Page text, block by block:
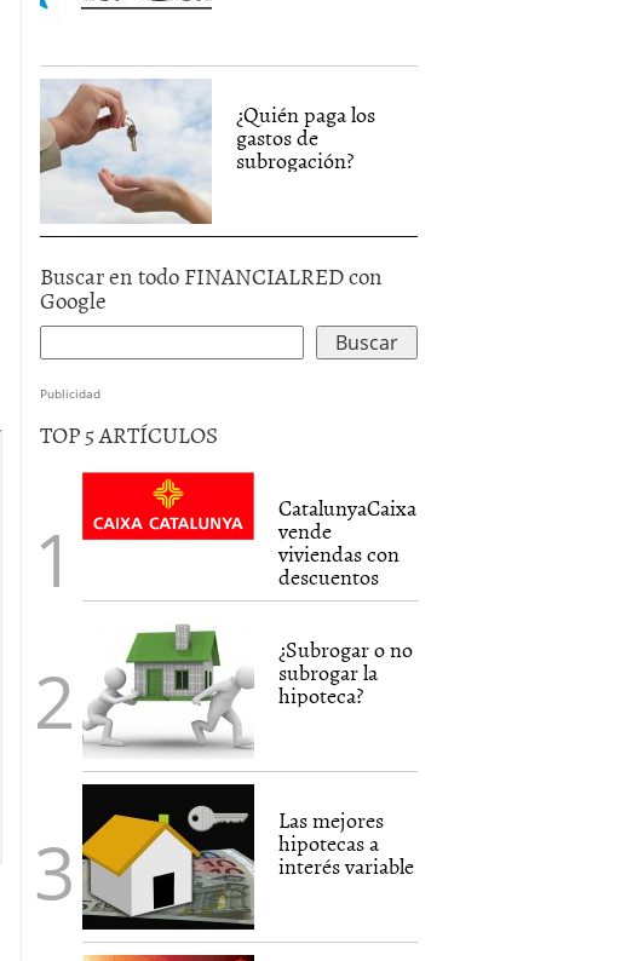
¿Quién paga los
gastos de
subrogación?
Buscar en todo FINANCIALRED con
Google
Publicidad
TOP 5 ARTÍCULOS
CatalunyaCaixa
vende
viviendas con
descuentos
¿Subrogar o no
subrogar la
hipoteca?
Las mejores
hipotecas a
interés variable